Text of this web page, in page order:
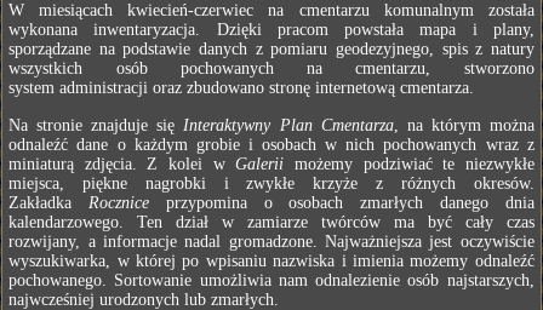
W miesiącach kwiecień-czerwiec na cmentarzu komunalnym została
wykonana inwentaryzacja. Dzięki pracom powstała mapa i plany,
sporządzane na podstawie danych z pomiaru geodezyjnego, spis z natury
wszystkich osób pochowanych na cmentarzu, stworzono
system administracji oraz zbudowano stronę internetową cmentarza.
Na stronie znajduje sięInteraktywny Plan Cmentarza, na którym można
odnaleźć dane o każdym grobie i osobach w nich pochowanych wraz z
miniaturą zdjęcia. Z kolei wGalerii możemy podziwiać te niezwykłe
miejsca, piękne nagrobki i zwykłe krzyże z różnych okresów.
ZakładkaRocznice przypomina o osobach zmarłych danego dnia
kalendarzowego. Ten dział w zamiarze twórców ma być cały czas
rozwijany, a informacje nadal gromadzone. Najważniejsza jest oczywiście
wyszukiwarka, w której po wpisaniu nazwiska i imienia możemy odnaleźć
pochowanego. Sortowanie umożliwia nam odnalezienie osób najstarszych,
najwcześniej urodzonych lub zmarłych.